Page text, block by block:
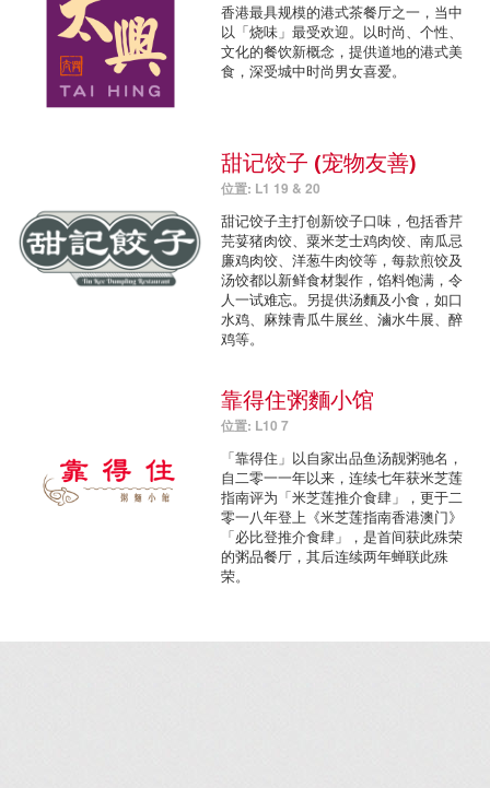
香港最具规模的港式茶餐厅之一，当中
以「烧味」最受欢迎。以时尚、个性、
文化的餐饮新概念，提供道地的港式美
食，深受城中时尚男女喜爱。
甜记饺子 (宠物友善)
位置: L1 19 & 20
甜记饺子主打创新饺子口味，包括香芹
芫荽猪肉饺、粟米芝士鸡肉饺、南瓜忌
廉鸡肉饺、洋葱牛肉饺等，每款煎饺及
汤饺都以新鲜食材製作，馅料饱满，令
人一试难忘。另提供汤麵及小食，如口
水鸡、麻辣青瓜牛展丝、滷水牛展、醉
鸡等。
靠得住粥麵小馆
位置: L10 7
「靠得住」以自家出品鱼汤靓粥驰名，
自二零一一年以来，连续七年获米芝莲
指南评为「米芝莲推介食肆」，更于二
零一八年登上《米芝莲指南香港澳门》
「必比登推介食肆」，是首间获此殊荣
的粥品餐厅，其后连续两年蝉联此殊
荣。